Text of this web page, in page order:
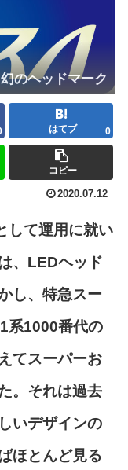
のヘッドマーク
はてブ 0
コピー
2020.07.12
して運用に就い
、LEDヘッド
し、特急スー
系1000番代の
てスーパーお
。それは過去
いデザインの
ほとんど見る